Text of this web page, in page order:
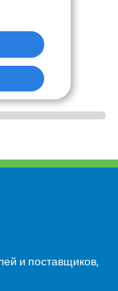
и поставщиков,